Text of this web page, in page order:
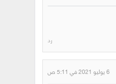
رد
6 يوليو 2021 في 5:11 ص